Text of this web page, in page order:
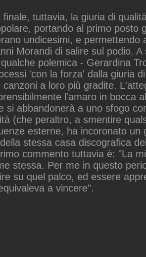
finale, tuttavia, la giuria di
portando al primo posto
undicesimi, e permettendo
Morandi di salire sul podio. A
polemica - Gerardina
'con la forza' dalla giuria
canzoni a loro più gradite.
l'amaro in bocca
si abbandonerà a uno sfogo
(che peraltro, a smentire
esterne, ha incoronato un
stessa casa discografica
commento tuttavia è: "La
stessa. Per me in questo
su quel palco, ed essere
a vincere".